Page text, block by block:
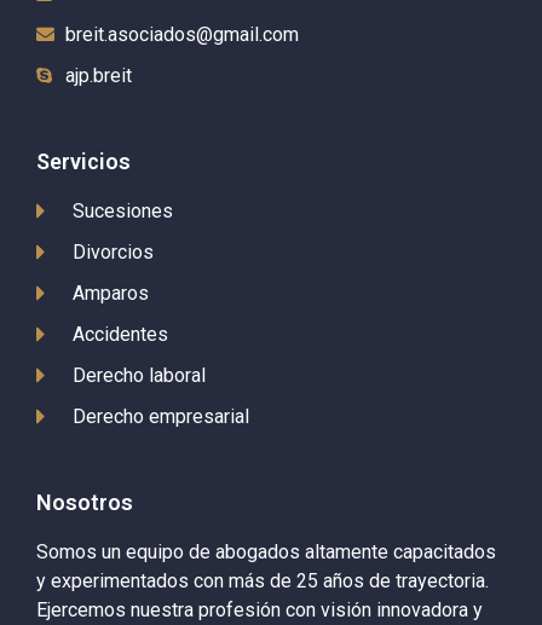
breit.asociados@gmail.com
ajp.breit
Servicios
Sucesiones
Divorcios
Amparos
Accidentes
Derecho laboral
Derecho empresarial
Nosotros
Somos un equipo de abogados altamente capacitados
y experimentados con más de 25 años de trayectoria.
Ejercemos nuestra profesión con visión innovadora y